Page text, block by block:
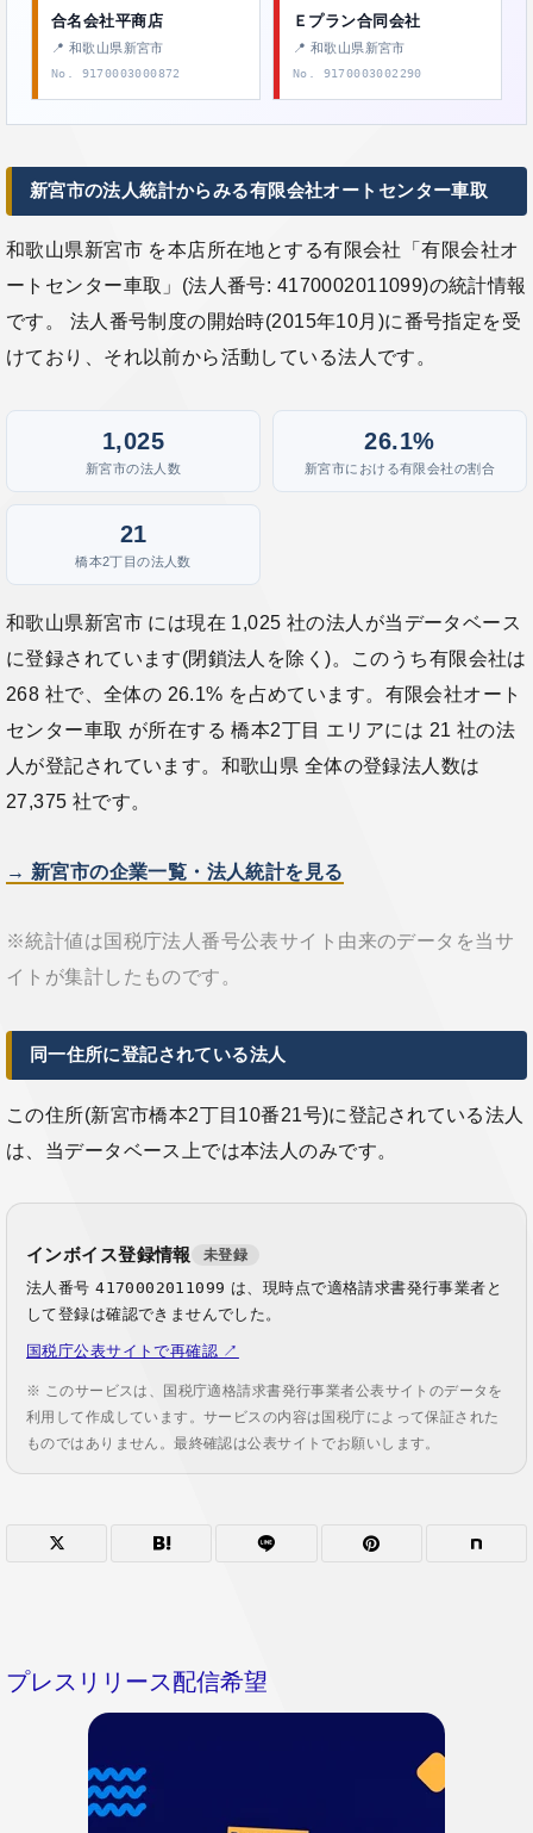
合名会社平商店
📍 和歌山県新宮市
No. 9170003000872
Ｅプラン合同会社
📍 和歌山県新宮市
No. 9170003002290
新宮市の法人統計からみる有限会社オートセンター車取
和歌山県新宮市 を本店所在地とする有限会社「有限会社オ
ートセンター車取」(法人番号: 4170002011099)の統計情報
です。 法人番号制度の開始時(2015年10月)に番号指定を受
けており、それ以前から活動している法人です。
1,025
新宮市の法人数
26.1%
新宮市における有限会社の割合
21
橋本2丁目の法人数
和歌山県新宮市 には現在 1,025 社の法人が当データベース
に登録されています(閉鎖法人を除く)。このうち有限会社は
268 社で、全体の 26.1% を占めています。有限会社オート
センター車取 が所在する 橋本2丁目 エリアには 21 社の法
人が登記されています。和歌山県 全体の登録法人数は
27,375 社です。
→ 新宮市の企業一覧・法人統計を見る
※統計値は国税庁法人番号公表サイト由来のデータを当サ
イトが集計したものです。
同一住所に登記されている法人
この住所(新宮市橋本2丁目10番21号)に登記されている法人
は、当データベース上では本法人のみです。
インボイス登録情報 未登録
法人番号4170002011099 は、現時点で適格請求書発行事業者と
して登録は確認できませんでした。
国税庁公表サイトで再確認 ↗
※ このサービスは、国税庁適格請求書発行事業者公表サイトのデータを
利用して作成しています。サービスの内容は国税庁によって保証された
ものではありません。最終確認は公表サイトでお願いします。
プレスリリース配信希望